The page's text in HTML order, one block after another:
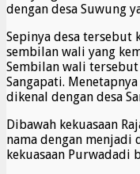
dengan desa Suwung
Sepinya desa tersebut
sembilan wali yang
Sembilan wali
Sangapati.
dikenal dengan desa
Dibawah kekuasaan
nama dengan menjadi
kekuasaan Purwadadi